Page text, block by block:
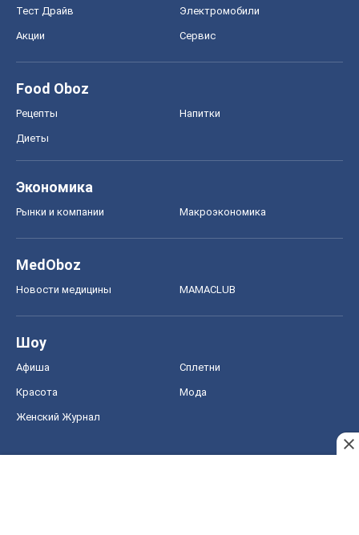
Тест Драйв Электромобили
Акции Сервис
Food Oboz
Рецепты Напитки
Диеты
Экономика
Рынки и компании Mакроэкономика
MedOboz
Новости медицины MAMACLUB
Шоу
Афиша Сплетни
Красота Мода
Женский Журнал